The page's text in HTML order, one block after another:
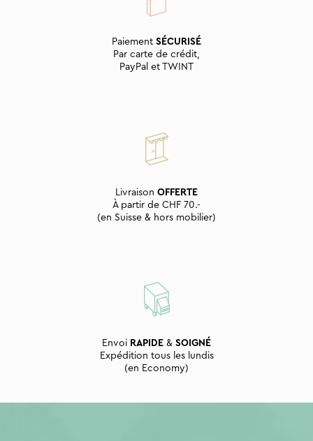
Paiement SÉCURISÉ
Par carte de crédit,
PayPal et TWINT
Livraison OFFERTE
À partir de CHF 70.-
(en Suisse & hors mobilier)
Envoi RAPIDE & SOIGNÉ
Expédition tous les lundis
(en Economy)